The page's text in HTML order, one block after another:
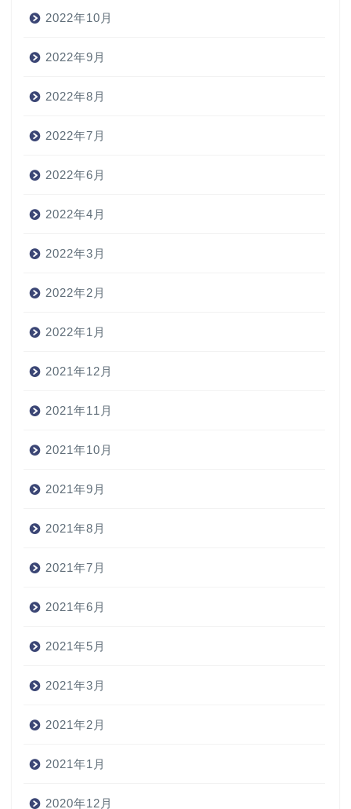
2022年10月
2022年9月
2022年8月
2022年7月
2022年6月
2022年4月
2022年3月
2022年2月
2022年1月
2021年12月
2021年11月
2021年10月
2021年9月
2021年8月
2021年7月
2021年6月
2021年5月
2021年3月
2021年2月
2021年1月
2020年12月